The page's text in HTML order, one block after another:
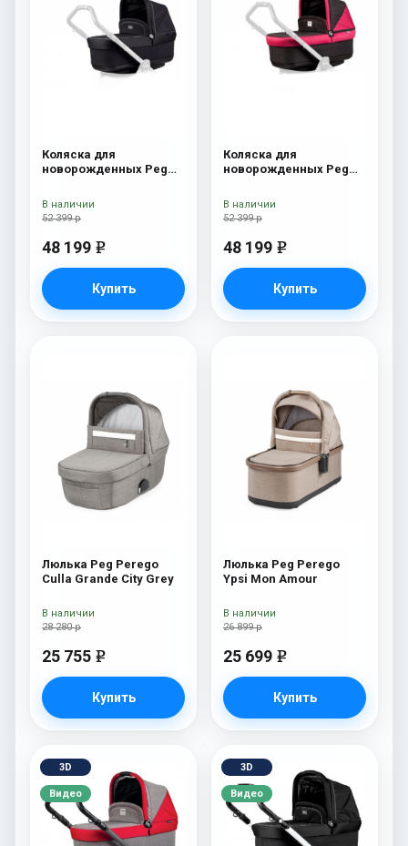
Коляска для
новорожденных Peg
Pop-Up) Onyx
52 399 р
48 199 e
Купить
В наличии
Коляска для
новорожденных Peg
Pop-Up) Fleur
52 399 р
48 199 e
Купить
В наличии
Люлька Peg Perego
Culla Grande City Grey
28 280 р
25 755 e
Купить
В наличии
Люлька Peg Perego
Ypsi Mon Amour
26 899 р
25 699 e
Купить
В наличии
3D
Видео
3D
Видео